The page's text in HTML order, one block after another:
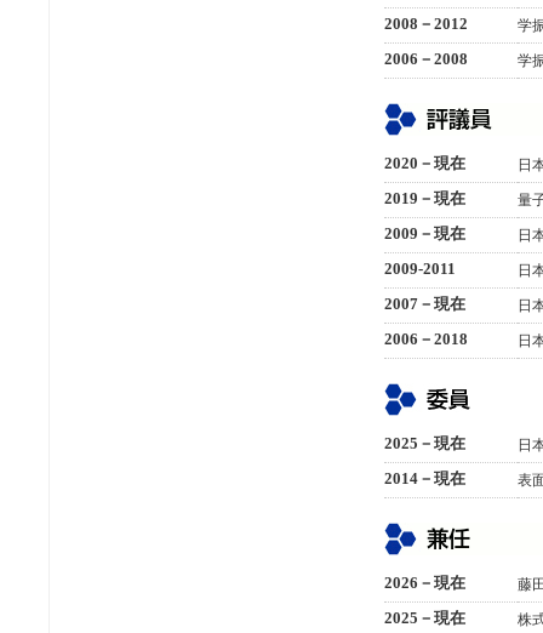
2008－2012 学
2006－2008 学
2020－現在 日
2019－現在 量
2009－現在 日
2009-2011 日
2007－現在 日
2006－2018 日
2025－現在 日
2014－現在 表
2026－現在 藤
2025－現在 株